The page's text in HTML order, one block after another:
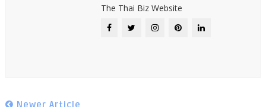
The Thai Biz Website
Newer Article